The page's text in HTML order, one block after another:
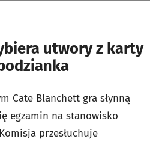
utwory z karty
Cate Blanchett gra słynną
egzamin na stanowisko
przesłuchuje